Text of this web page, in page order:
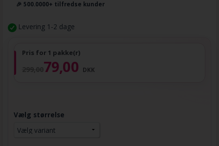
🎉 500.0000+ tilfredse kunder
Levering 1-2 dage
Pris for 1 pakke(r)
79,00 DKK
Vælg størrelse